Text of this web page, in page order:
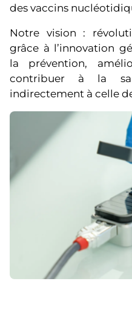
des vaccins
Notre vision :
grâce à l’innovation
la prévention,
contribuer à la
indirectement à celle